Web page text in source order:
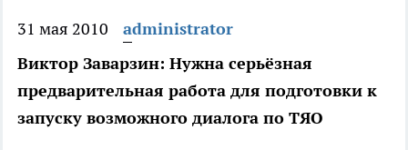
31 мая 2010
administrator
Виктор Заварзин: Нужна серьёзная
предварительная работа для подготовки к
запуску возможного диалога по ТЯО